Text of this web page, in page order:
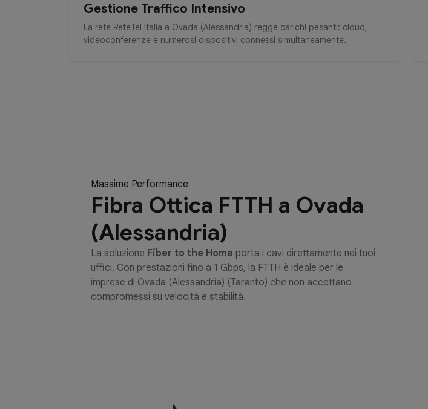
Gestione Traffico Intensivo
La rete ReteTel Italia a Ovada (Alessandria) regge carichi pesanti: cloud,
videoconferenze e numerosi dispositivi connessi simultaneamente.
Massime Performance
Fibra Ottica FTTH a Ovada
(Alessandria)
La soluzione Fiber to the Home porta i cavi direttamente nei tuoi
uffici. Con prestazioni fino a 1 Gbps, la FTTH è ideale per le
imprese di Ovada (Alessandria) (Taranto) che non accettano
compromessi su velocità e stabilità.